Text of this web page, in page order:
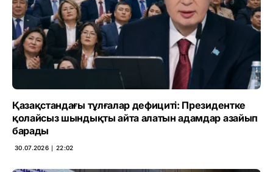
Қазақстандағы тұлғалар дефициті: Президентке
қолайсыз шындықты айта алатын адамдар азайып
барады
30.07.2026 ∣ 22:02